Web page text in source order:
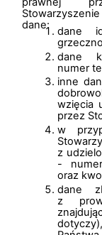
dane:
dane
dane
numer
inne
wzięcia
przez
w
z
-
oraz
dane
z